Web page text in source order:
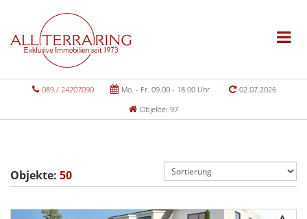
089 / 24207090 Mo. - Fr. 09.00 - 18.00 Uhr
02.07.2026
Objekte: 97
Objekte: 50